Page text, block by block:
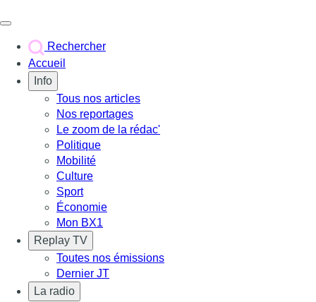
Rechercher
Accueil
Info
Tous nos articles
Nos reportages
Le zoom de la rédac'
Politique
Mobilité
Culture
Sport
Économie
Mon BX1
Replay TV
Toutes nos émissions
Dernier JT
La radio